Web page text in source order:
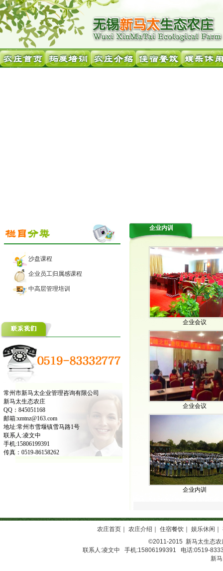
沙盘课程
企业员工归属感课程
中高层管理培训
常州市新马太企业管理咨询有限公司
新马太生态农庄
QQ：845051168
邮箱:xmtnz@163.com
地址:常州市雪堰镇雪马路1号
联系人:凌文中
手机:15806199391
传真：0519-86158262
企业内训
企业会议
企业会议
企业内训
农庄首页｜ 农庄介绍 住宿餐饮｜ 娱乐休闲
©2011-2015 新马太生态农
联系人:凌文中 手机:15806199391 电话:0519-
新